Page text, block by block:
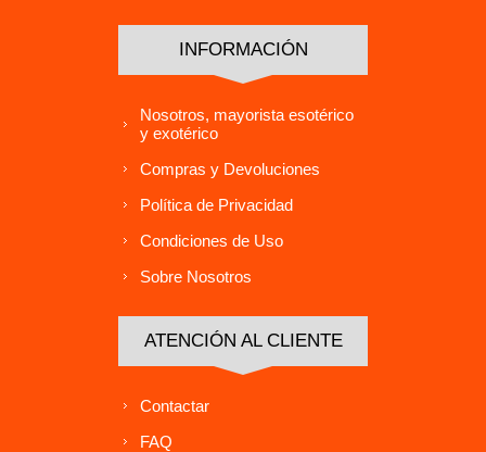
INFORMACIÓN
Nosotros, mayorista esotérico
y exotérico
Compras y Devoluciones
Política de Privacidad
Condiciones de Uso
Sobre Nosotros
ATENCIÓN AL CLIENTE
Contactar
FAQ